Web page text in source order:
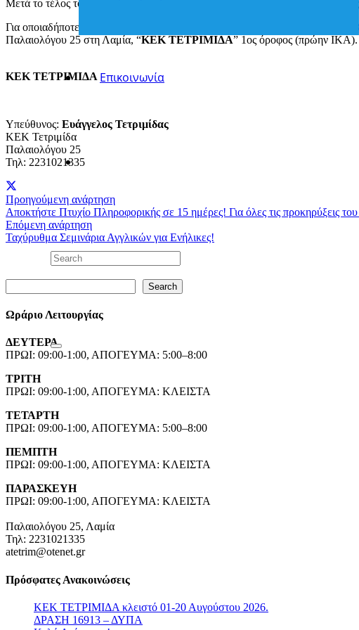
Επικοινωνία
Μετά το τέλος του προγράμματος οι καταρτιζόμενοι μπορούν να λάβουν
Για οποιαδήποτε επιπλέον πληροφορία ή διευκρίνιση, στο τηλέφωνο
Παλαιολόγου 25 στη Λαμία, “ΚΕΚ ΤΕΤΡΙΜΙΔΑ” 1ος όροφος (πρώην ΙΚΑ).
ΚΕΚ ΤΕΤΡΙΜΙΔΑ
Υπεύθυνος: Ευάγγελος Τετριμίδας
ΚΕΚ Τετριμίδα
Παλαιολόγου 25
Τηλ: 2231021335
Προηγούμενη ανάρτηση
Αποκτήστε Πτυχίο Πληροφορικής σε 15 ημέρες! Για όλες τις προκηρύξεις
Επόμενη ανάρτηση
Ταχύρυθμα Σεμινάρια Αγγλικών για Ενήλικες!
Search
Ωράριο Λειτουργίας
ΔΕΥΤΕΡΑ
ΠΡΩΙ: 09:00-1:00, ΑΠΟΓΕΥΜΑ: 5:00–8:00
ΤΡΙΤΗ
ΠΡΩΙ: 09:00-1:00, ΑΠΟΓΕΥΜΑ: ΚΛΕΙΣΤΑ
ΤΕΤΑΡΤΗ
ΠΡΩΙ: 09:00-1:00, ΑΠΟΓΕΥΜΑ: 5:00–8:00
ΠΕΜΠΤΗ
ΠΡΩΙ: 09:00-1:00, ΑΠΟΓΕΥΜΑ: ΚΛΕΙΣΤΑ
ΠΑΡΑΣΚΕΥΗ
ΠΡΩΙ: 09:00-1:00, ΑΠΟΓΕΥΜΑ: ΚΛΕΙΣΤΑ
Παλαιολόγου 25, Λαμία
Τηλ: 2231021335
atetrim@otenet.gr
Πρόσφατες Ανακοινώσεις
ΚΕΚ ΤΕΤΡΙΜΙΔΑ κλειστό 01-20 Αυγούστου 2026.
ΔΡΑΣΗ 16913 – ΔΥΠΑ